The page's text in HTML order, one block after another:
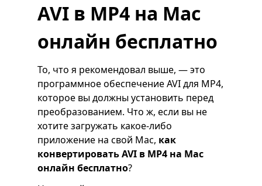
AVI в MP4 на Mac
онлайн бесплатно
То, что я рекомендовал выше, — это
программное обеспечение AVI для MP4,
которое вы должны установить перед
преобразованием. Что ж, если вы не
хотите загружать какое-либо
приложение на свой Mac, как
конвертировать AVI в MP4 на Mac
онлайн бесплатно?